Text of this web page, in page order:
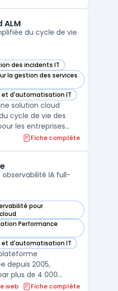
le
la surveillan ...
ALM
du cycle de vie
des incidents IT
dans cette catégorie
la gestion des services
dans cette catégorie
et d'automatisation IT
dans cette catégorie
solution cloud
cycle de vie des
les entreprises
SAP. Conçue pour
pour suivre les
Fiche complète
IA full-
pour
cette catégorie
Performance
cette catégorie
et d'automatisation IT
cette catégorie
depuis 2005,
plus de 4 000
Elle repose sur
web Fiche complète